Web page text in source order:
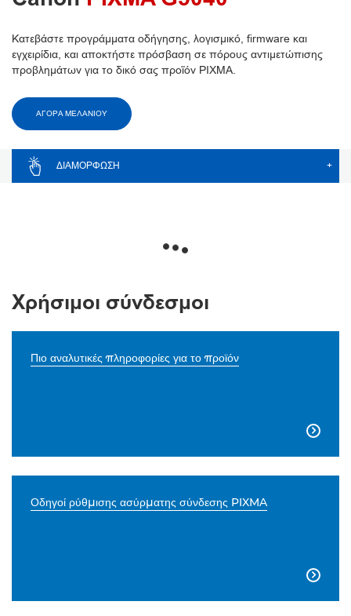
Κατεβάστε προγράμματα οδήγησης, λογισμικό, firmware και
εγχειρίδια, και αποκτήστε πρόσβαση σε πόρους αντιμετώπισης
προβλημάτων για το δικό σας προϊόν PIXMA.
ΑΓΟΡΑ ΜΕΛΑΝΙΟΥ
ΔΙΑΜΌΡΦΩΣΗ +
Χρήσιμοι σύνδεσμοι
Πιο αναλυτικές πληροφορίες για το προϊόν

Οδηγοί ρύθμισης ασύρματης σύνδεσης PIXMA
